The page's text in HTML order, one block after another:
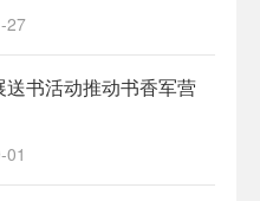
27
书活动推动书香军营
01